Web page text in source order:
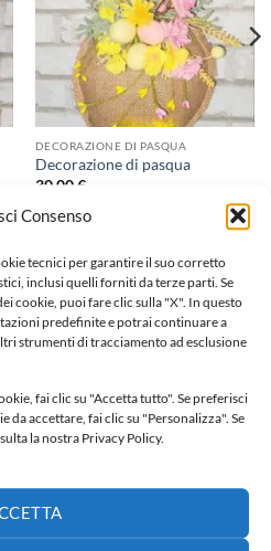
Consenso
tecnici per garantire il suo corretto
inclusi quelli forniti da terze parti. Se
cookie, puoi fare clic sulla "X". In questo
predefinite e potrai continuare a
strumenti di tracciamento ad esclusione
fai clic su "Accetta tutto". Se preferisci
da accettare, fai clic su "Personalizza". Se
la nostra Privacy Policy.
DECORAZIONE DI PASQUA
Decorazione di pasqua
30,00€
desideri